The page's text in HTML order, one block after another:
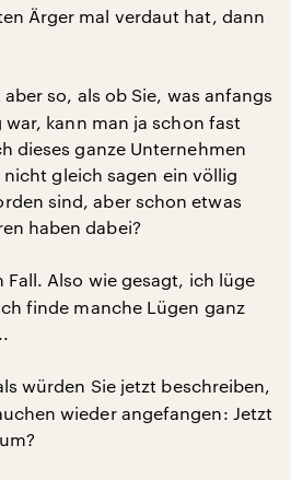
Ärger mal verdaut hat, dann
so, als ob Sie, was anfangs
kann man ja schon fast
dieses ganze Unternehmen
gleich sagen ein völlig
sind, aber schon etwas
haben dabei?
Fall. Also wie gesagt, ich lüge
finde manche Lügen ganz
würden Sie jetzt beschreiben,
wieder angefangen: Jetzt